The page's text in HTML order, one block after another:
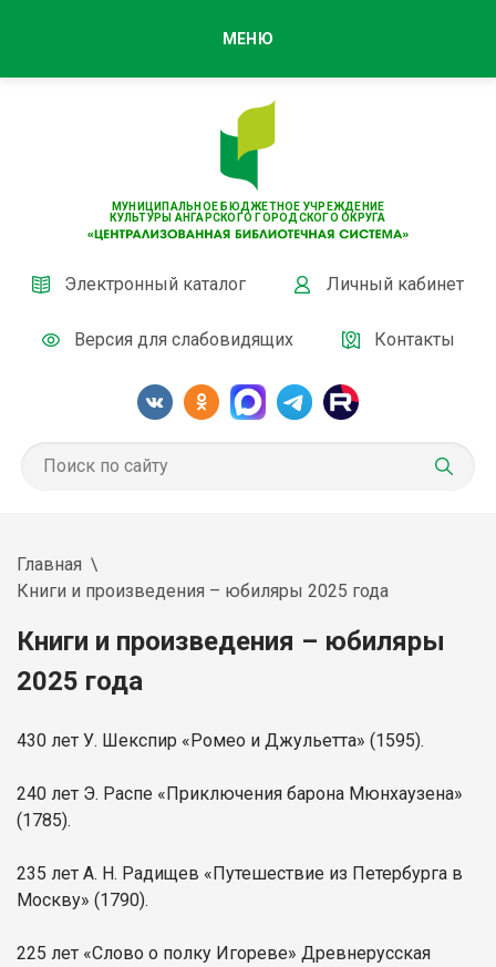
МУНИЦИПАЛЬНОЕ БЮДЖЕТНОЕ УЧРЕЖДЕНИЕ
КУЛЬТУРЫ АНГАРСКОГО ГОРОДСКОГО ОКРУГА
Электронный каталог Личный кабинет
Версия для слабовидящих Контакты
МЕНЮ
Главная
Книги и произведения – юбиляры 2025 года
Книги и произведения – юбиляры
2025 года
430 лет У. Шекспир «Ромео и Джульетта» (1595).
240 лет Э. Распе «Приключения барона Мюнхаузена»
(1785).
235 лет А. Н. Радищев «Путешествие из Петербурга в
Москву» (1790).
225 лет «Слово о полку Игореве» Древнерусская